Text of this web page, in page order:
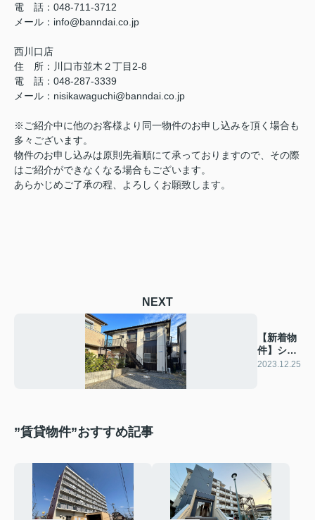
電 話：048-711-3712
メール： info@banndai.co.jp
西川口店
住 所： 川口市並木２丁目2-8
電 話：048-287-3339
メール ： nisikawaguchi@banndai.co.jp
※ご紹介中に他のお客様より同一物件のお申し込みを頂く場合も
多々ございます。
物件のお申し込みは原則先着順にて承っておりますので、その際
はご紹介ができなくなる場合もございます。
あらかじめご了承の程、よろしくお願致します。
NEXT
【新着物
件】シャ
ンテ飯塚
2023.12.25
”賃貸物件”おすすめ記事